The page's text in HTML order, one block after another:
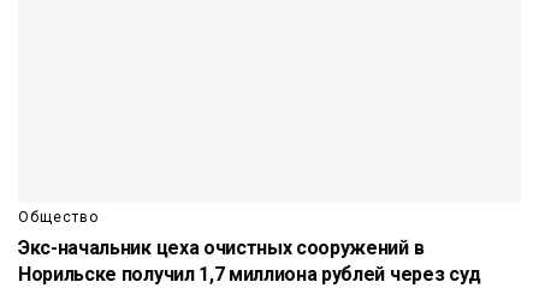
Общество
Экс-начальник цеха очистных сооружений в
Норильске получил 1,7 миллиона рублей через суд